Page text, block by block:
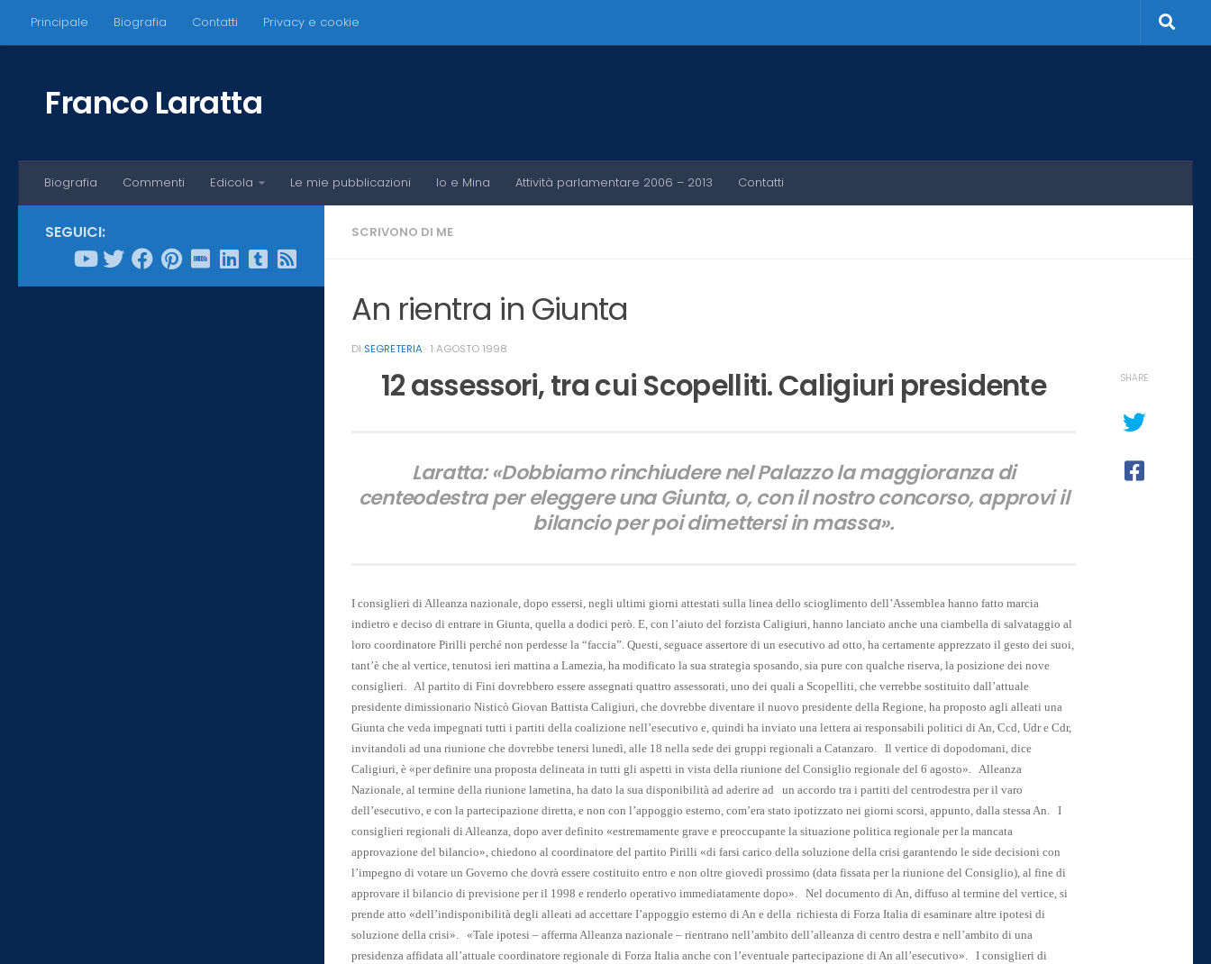
Salta al contenuto
Principale Biografia Contatti Privacy e cookie
Franco Laratta
Biografia Commenti Edicola Le mie pubblicazioni Io e Mina Attività parlamentare 2006 – 2013 Contatti
SCRIVONO DI ME
An rientra in Giunta
DI SEGRETERIA · 1 AGOSTO 1998
12 assessori, tra cui Scopelliti. Caligiuri presidente
Laratta: «Dobbiamo rinchiudere nel Palazzo la maggioranza di
centeodestra per eleggere una Giunta, o, con il nostro concorso, approvi il
bilancio per poi dimettersi in massa».
I consiglieri di Alleanza nazionale, dopo essersi, negli ultimi giorni attestati sulla linea dello scioglimento dell’Assemblea hanno fatto marcia
indietro e deciso di entrare in Giunta, quella a dodici però. E, con l’aiuto del forzista Caligiuri, hanno lanciato anche una ciambella di salvataggio al
loro coordinatore Pirilli perché non perdesse la “faccia”. Questi, seguace assertore di un esecutivo ad otto, ha certamente apprezzato il gesto dei suoi,
tant’è che al vertice, tenutosi ieri mattina a Lamezia, ha modificato la sua strategia sposando, sia pure con qualche riserva, la posizione dei nove
consiglieri. Al partito di Fini dovrebbero essere assegnati quattro assessorati, uno dei quali a Scopelliti, che verrebbe sostituito dall’attuale
presidente dimissionario Nisticò Giovan Battista Caligiuri, che dovrebbe diventare il nuovo presidente della Regione, ha proposto agli alleati una
Giunta che veda impegnati tutti i partiti della coalizione nell’esecutivo e, quindi ha inviato una lettera ai responsabili politici di An, Ccd, Udr e Cdr,
invitandoli ad una riunione che dovrebbe tenersi lunedì, alle 18 nella sede dei gruppi regionali a Catanzaro. Il vertice di dopodomani, dice
Caligiuri, è «per definire una proposta delineata in tutti gli aspetti in vista della riunione del Consiglio regionale del 6 agosto». Alleanza
Nazionale, al termine della riunione lametina, ha dato la sua disponibilità ad aderire ad
un accordo tra i partiti del centrodestra per il varo
dell’esecutivo, e con la partecipazione diretta, e non con l’appoggio esterno, com’era stato ipotizzato nei giorni scorsi, appunto, dalla stessa An. I
consiglieri regionali di Alleanza, dopo aver definito «estremamente grave e preoccupante la situazione politica regionale per la mancata
approvazione del bilancio», chiedono al coordinatore del partito Pirilli «di farsi carico della soluzione della crisi garantendo le side decisioni con
l’impegno di votare un Governo che dovrà essere costituito entro e non oltre giovedì prossimo (data fissata per la riunione del Consiglio), al fine di
approvare il bilancio di previsione per il 1998 e renderlo operativo immediatamente dopo». Nel documento di An, diffuso al termine del vertice, si
prende atto «dell’indisponibilità degli alleati ad accettare I’appoggio esterno di An e della richiesta di Forza Italia di esaminare altre ipotesi di
soluzione della crisi». «Tale ipotesi – afferma Alleanza nazionale – rientrano nell’ambito dell’alleanza di centro destra e nell’ambito di una
presidenza affidata all’attuale coordinatore regionale di Forza Italia anche con l’eventuale partecipazione di An all’esecutivo». I consiglieri di
SHARE
SEGUICI: